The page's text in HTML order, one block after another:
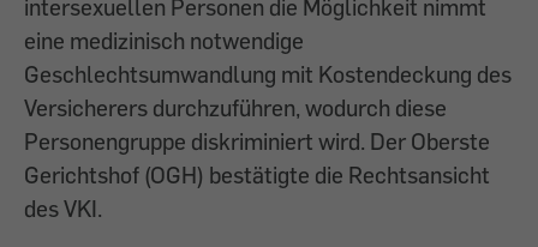
intersexuellen Personen die Möglichkeit nimmt
eine medizinisch notwendige
Geschlechtsumwandlung mit Kostendeckung des
Versicherers durchzuführen, wodurch diese
Personengruppe diskriminiert wird. Der Oberste
Gerichtshof (OGH) bestätigte die Rechtsansicht
des VKI.